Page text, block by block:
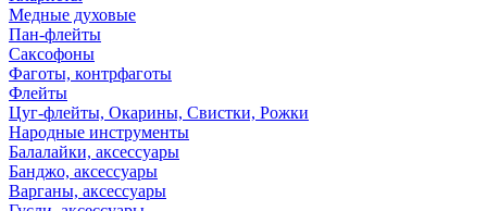
Медные духовые
Пан-флейты
Саксофоны
Фаготы, контрфаготы
Флейты
Цуг-флейты, Окарины, Свистки, Рожки
Народные инструменты
Балалайки, аксессуары
Банджо, аксессуары
Варганы, аксессуары